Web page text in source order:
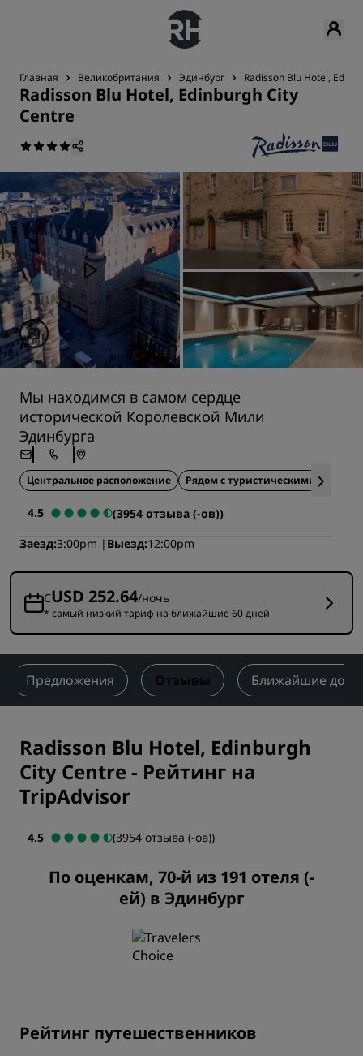
Главная Великобритания Эдинбург Radisson Blu Hotel,
Radisson Blu Hotel, Edinburgh City
Centre
Мы находимся в самом сердце
исторической Королевской Мили
Эдинбурга
Центральное расположение Рядом с туристическими
4.5
(3954 отзыва (-ов))
Заезд 3:00pm Выезд 12:00pm
СUSD 252.64/ночь
* самый низкий тариф на ближайшие 60 дней
Предложения Отзывы Ближайшие
Radisson Blu Hotel, Edinburgh
City Centre - Рейтинг на
TripAdvisor
4.5 (3954 отзыва (-ов))
По оценкам, 70-й из 191 отеля (-
ей) в Эдинбург
Рейтинг путешественников